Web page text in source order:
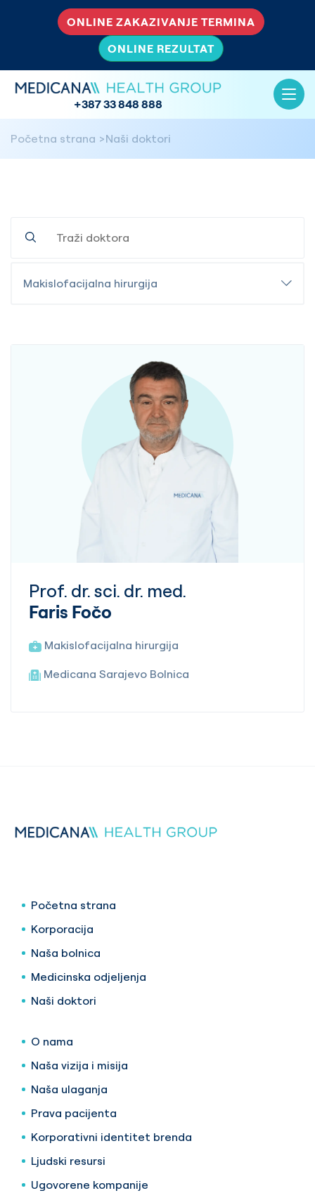
ONLINE ZAKAZIVANJE TERMINA
ONLINE REZULTAT
+387 33 848 888
Početna strana Naši doktori
Makislofacijalna hirurgija
Prof. dr. sci. dr. med.
Faris Fočo
Makislofacijalna hirurgija
Medicana Sarajevo Bolnica
Početna strana
Korporacija
Naša bolnica
Medicinska odjeljenja
Naši doktori
O nama
Naša vizija i misija
Naša ulaganja
Prava pacijenta
Korporativni identitet brenda
Ljudski resursi
Ugovorene kompanije